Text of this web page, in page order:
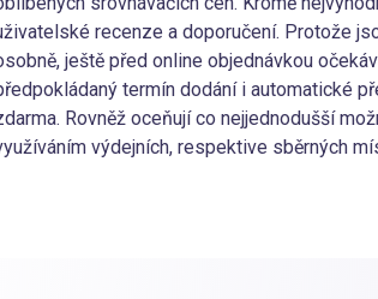
recenze a doporučení. Protože
ještě před online objednávkou
termín dodání i automatické
Rovněž oceňují co nejjednodušší
výdejních, respektive sběrných